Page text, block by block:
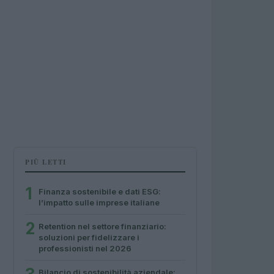
PIÙ LETTI
1
Finanza sostenibile e dati ESG:
l’impatto sulle imprese italiane
2 Retention nel settore finanziario:
soluzioni per fidelizzare i
professionisti nel 2026